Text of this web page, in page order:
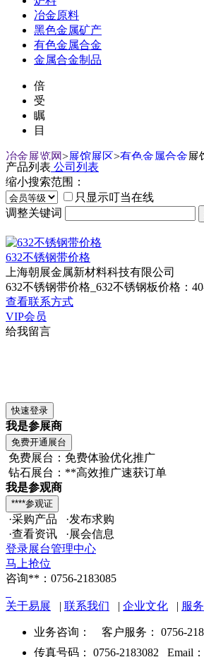
冶金原料
黑色金属矿产
有色金属合金
金属合金制品
倍
受
瞩
目
冶金展览网>展馆展区>有色金属合金展
产品列表 公司列表
缩小搜索范围：
只显示叮当在线
调整关键词
632不锈钢带价格
上海朝展金属新材料科技有限公司
632不锈钢带价格_632不锈钢板价格：
查看联系方式
VIP会员
给我留言
我是参展商
免费展台：免费体验优化推广
钻石展台：**高效推广速获订单
我是参观商
·采购产品 ·发布求购
·查看资讯 ·展会信息
登录展台管理中心
马上抢位
咨询**：0756-2183085
关于易展 | 联系我们 | 企业文化 | 服
业务咨询：
客户服务： 0756-
传真号码： 0756-2183082 Email：